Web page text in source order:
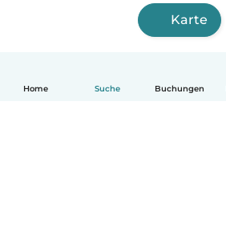
Home Suche Buchungen
Karte